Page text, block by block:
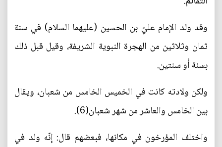
وقد ولد الإمام عليّ بن الحسين (عليهما السلام) في سنة
ثمان وثلاثين من الهجرة النبوية الشريفة، وقيل قبل ذلك
بسنة أو سنتين.
ولكن ولادته كانت في الخميس الخامس من شعبان، ويقال
بين الخامس والعاشر من شهر شعبان(6).
واختلف المؤرخون في مكانها، فبعضهم قال: إنّه ولد في